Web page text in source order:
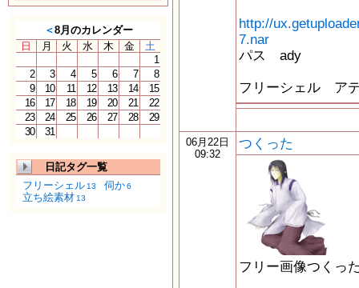
＜8月のカレンダー
日
月 火 水 木 金
土
1
2
3 4 5 6 7
8
9
10 11 12 13 14
15
16
17 18 19 20 21
22
23
24 25 26 27 28
29
30
31
日記タグ一覧
フリーシェル 13 伺か6
立ち絵素材 13
http://
7.nar
パス ady
フリーシェル ア
06月22日
09:32
つくった
フリー画像つくっ